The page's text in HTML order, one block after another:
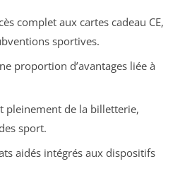
complet aux cartes cadeau CE,
sportives.
proportion d’avantages liée à
pleinement de la billetterie,
sport.
aidés intégrés aux dispositifs